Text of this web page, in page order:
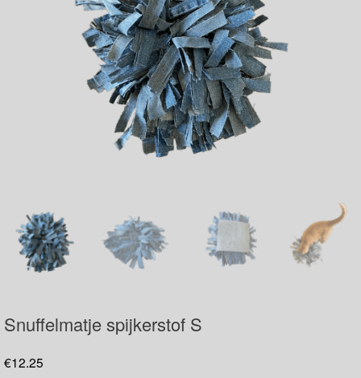
Snuffelmatje spijkerstof S
€12.25